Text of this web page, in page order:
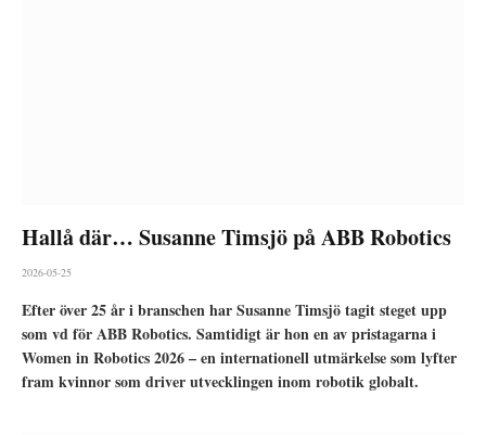
Hallå där… Susanne Timsjö på ABB Robotics
2026-05-25
Efter över 25 år i branschen har Susanne Timsjö tagit steget upp
som vd för ABB Robotics. Samtidigt är hon en av pristagarna i
Women in Robotics 2026 – en internationell utmärkelse som lyfter
fram kvinnor som driver utvecklingen inom robotik globalt.